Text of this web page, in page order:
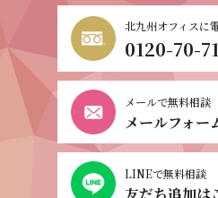
北九州オフィスに
0120-70-
メールで無料相談
メールフォー
LINEで無料相談